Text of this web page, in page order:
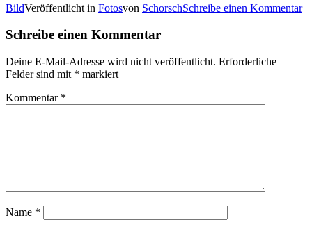
BildVeröffentlicht in Fotosvon SchorschSchreibe einen Kommentar
Schreibe einen Kommentar
Deine E-Mail-Adresse wird nicht veröffentlicht. Erforderliche
Felder sind mit * markiert
Kommentar *
Name *